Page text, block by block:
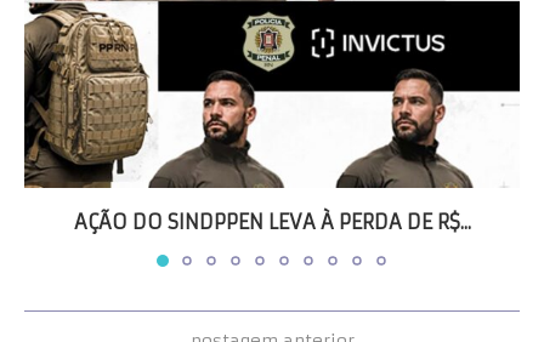
AÇÃO DO SINDPPEN LEVA À PERDA DE R$...